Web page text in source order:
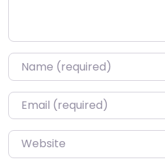
Name*
Email*
Website